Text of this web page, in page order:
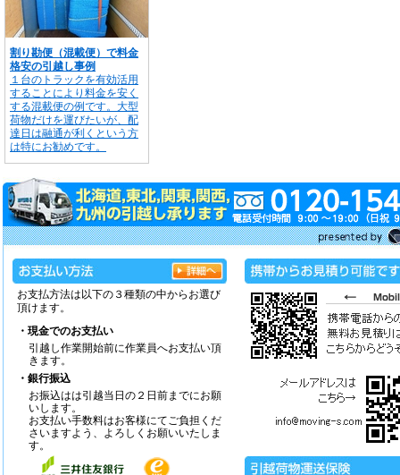
割り勘便（混載便）で料金
格安の引越し事例
１台のトラックを有効活用
することにより料金を安く
する混載便の例です。大型
荷物だけを運びたいが、配
達日は融通が利くという方
は特にお勧めです。
お支払方法は以下の３種類の中からお選び
頂けます。
・現金でのお支払い
引越し作業開始前に作業員へお支払い頂
きます。
・銀行振込
お振込はは引越当日の２日前までにお願
いします。
お支払い手数料はお客様にてご負担くだ
さいますよう、よろしくお願いいたしま
す。